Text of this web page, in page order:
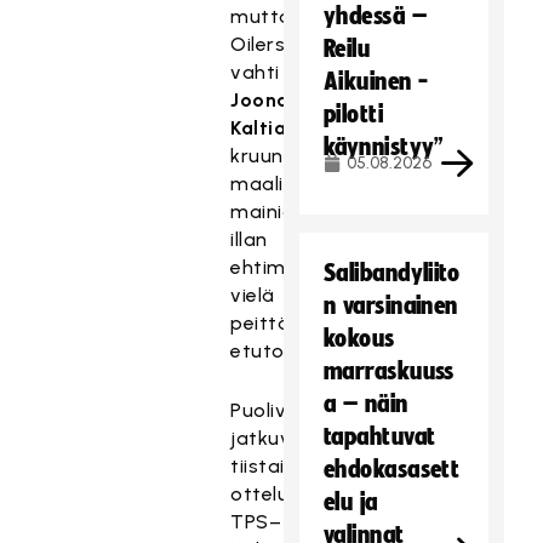
mutta
Oilers-
vahti
Joonas
Kaltiainen
kruunasi
maalivahtien
mainion
illan
ehtimällä
vielä
peittämään
etutolpan.
Puolivälierät
jatkuvat
tiistaina
otteluilla
TPS–
yhdessä –
Reilu
Aikuinen -
pilotti
käynnistyy”
05.08.2026
Salibandyliito
n varsinainen
kokous
marraskuuss
a – näin
tapahtuvat
ehdokasasett
elu ja
valinnat